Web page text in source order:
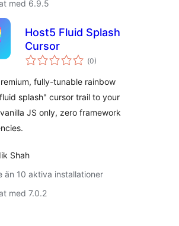
med 6.9.5
Host5 Fluid Splash
Cursor
(Totalt
antal
0)
fully-tunable rainbow
splash" cursor trail to your
JS only, zero framework
Shah
än 10 aktiva installationer
med 7.0.2